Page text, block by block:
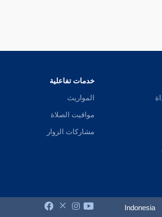
خدمات تفاعلية
المواريث
مواقيت الصلاة
مشاركات الزوار
Indonesia